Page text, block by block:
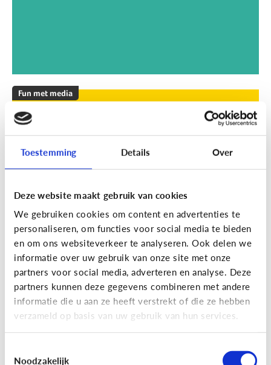
Toestemming Details Over
Deze website maakt gebruik van cookies
We gebruiken cookies om content en advertenties te
personaliseren, om functies voor social media te bieden
en om ons websiteverkeer te analyseren. Ook delen we
informatie over uw gebruik van onze site met onze
partners voor social media, adverteren en analyse. Deze
partners kunnen deze gegevens combineren met andere
informatie die u aan ze heeft verstrekt of die ze hebben
verzameld op basis van uw gebruik van hun services.
Noodzakelijk
Fun met media
Leuke apps voor tieners om de
zomer door te komen
Geef je kind een duwtje in de rug met deze leuke
apps tegen verveling, waar ze op eigen houtje
Fun met media
Fun met foto’s: zo boost je de
creativiteit van je kind